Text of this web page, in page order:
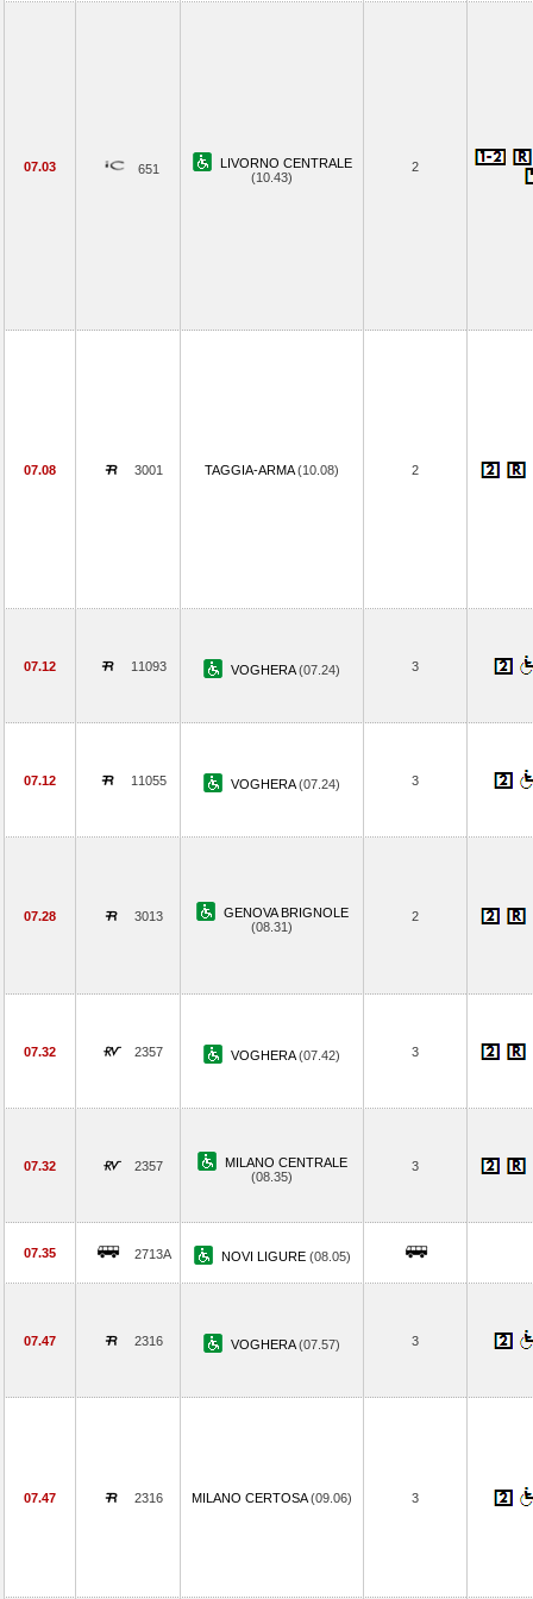
07.03 651
LIVORNO CENTRALE
(10.43)
2
07.08 3001 TAGGIA-ARMA(10.08) 2
07.12 11093 VOGHERA(07.24) 3
07.12 11055 VOGHERA(07.24) 3
07.28 3013
GENOVA BRIGNOLE
(08.31)
2
07.32 2357 VOGHERA(07.42) 3
07.32 2357
MILANO CENTRALE
(08.35)
3
07.35 2713A NOVI LIGURE (08.05)
07.47 2316 VOGHERA(07.57) 3
07.47 2316 MILANO CERTOSA(09.06) 3